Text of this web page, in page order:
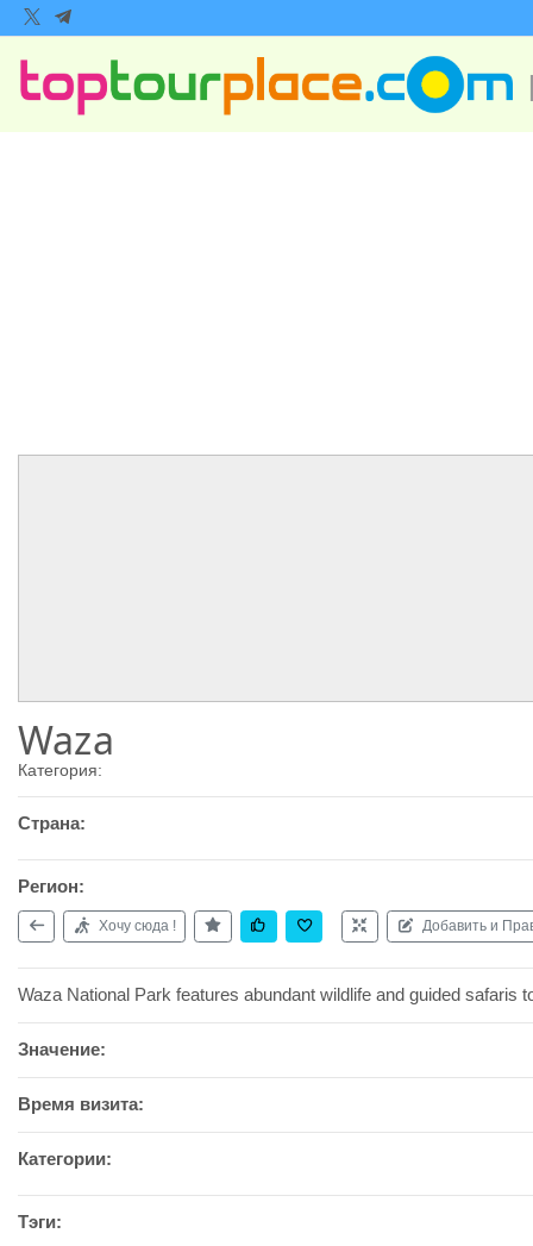
Waza
Категория:
Страна:
Регион:
Хочу сюда ! Добавить и
Waza National Park features abundant wildlife and guided safaris
Значение:
Время визита:
Категории:
Тэги: